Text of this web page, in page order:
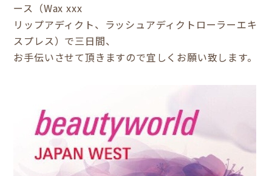
ース（Wax xxx
リップアディクト、ラッシュアディクトローラーエキ
スプレス）で三日間、
お手伝いさせて頂きますので宜しくお願い致します。